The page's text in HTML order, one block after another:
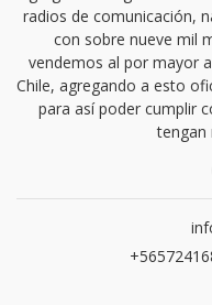
radios de comunicación,
con sobre nueve mil
vendemos al por mayor
Chile, agregando a esto
para así poder cumplir
tengan